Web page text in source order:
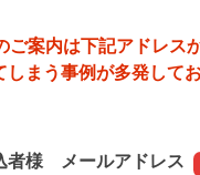
案内は下記アドレス
まう事例が多発して
様 メールアドレス